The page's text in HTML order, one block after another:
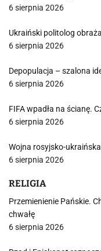
6 sierpnia 2026
Ukraiński politolog
6 sierpnia 2026
Depopulacja – szalona
6 sierpnia 2026
FIFA wpadła na ścianę.
6 sierpnia 2026
Wojna rosyjsko-
6 sierpnia 2026
RELIGIA
Przemienienie Pańskie.
chwałę
6 sierpnia 2026